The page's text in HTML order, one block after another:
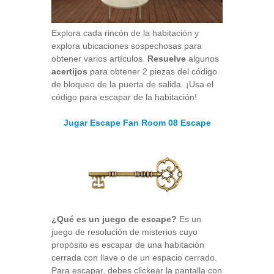
Explora cada rincón de la habitación y
explora ubicaciones sospechosas para
obtener varios artículos. Resuelve algunos
acertijos para obtener 2 piezas del código
de bloqueo de la puerta de salida. ¡Usa el
código para escapar de la habitación!
Jugar Escape Fan Room 08 Escape
¿Qué es un juego de escape? Es un
juego de resolución de misterios cuyo
propósito es escapar de una habitación
cerrada con llave o de un espacio cerrado.
Para escapar, debes clickear la pantalla con